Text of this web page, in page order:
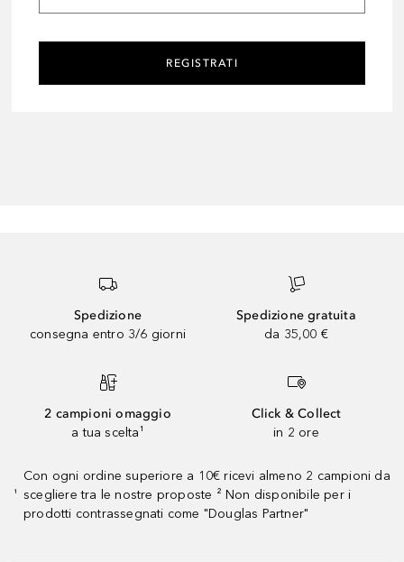
REGISTRATI
Spedizione
consegna entro 3/6 giorni
Spedizione gratuita
da 35,00 €
2 campioni omaggio
a tua scelta¹
Click & Collect
in 2 ore
¹
Con ogni ordine superiore a 10€ ricevi almeno 2 campioni da
scegliere tra le nostre proposte ² Non disponibile per i
prodotti contrassegnati come "Douglas Partner"